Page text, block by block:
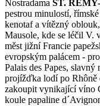
Nostradama ST.
pestrou minulostí,
kenotaf a vítězný
Mausole, kde se léčil V.
měst jižní Francie
evropským palácem -
Palais des Papes,
projížďka lodí po Rhôně
zakoupit vynikající víno
koule papaline